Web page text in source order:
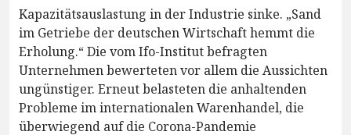
Kapazitätsauslastung in der Industrie sinke. „Sand
im Getriebe der deutschen Wirtschaft hemmt die
Erholung.“ Die vom Ifo-Institut befragten
Unternehmen bewerteten vor allem die Aussichten
ungünstiger. Erneut belasteten die anhaltenden
Probleme im internationalen Warenhandel, die
überwiegend auf die Corona-Pandemie